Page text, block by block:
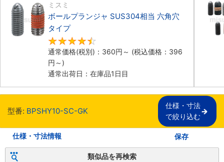
ミスミ
ボールプランジャ SUS304相当 六角穴
タイプ​
通常価格(税別)： 360円 ～ (税込価格： 396
円 ～)
通常出荷日：在庫品1日目
型番: BPSHY10-SC-GK
仕様・寸法
で絞り込む
仕様・寸法情報 保存
類似品を再検索